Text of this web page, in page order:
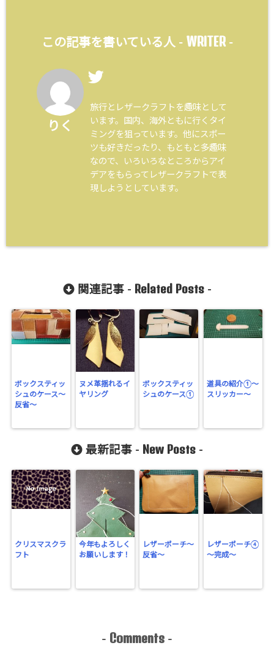
この記事を書いている人 - WRITER-
りく
旅行とレザークラフトを趣味として
います。国内、海外ともに行くタイ
ミングを狙っています。他にスポー
ツも好きだったり、もともと多趣味
なので、いろいろなところからアイ
デアをもらってレザークラフトで表
現しようとしています。
関連記事 - Related Posts-
ボックスティッ
シュのケース～
反省～
ヌメ革揺れるイ
ヤリング
ボックスティッ
シュのケース①
道具の紹介①～
スリッカー～
最新記事 - New Posts -
クリスマスクラ
フト
今年もよろしく
お願いします！
レザーポーチ～
反省～
レザーポーチ④
～完成～
- Comments -